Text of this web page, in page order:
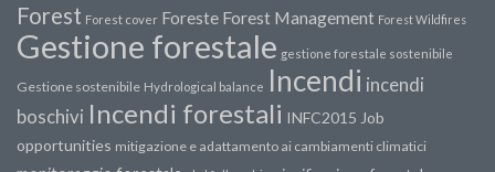
Forest Forest cover Foreste Forest Management Forest Wildfires
Gestione forestale gestione forestale sostenibile
Gestione sostenibile Hydrological balance Incendi incendi
boschivi Incendi forestali INFC2015 Job
opportunities mitigazione e adattamento ai cambiamenti climatici